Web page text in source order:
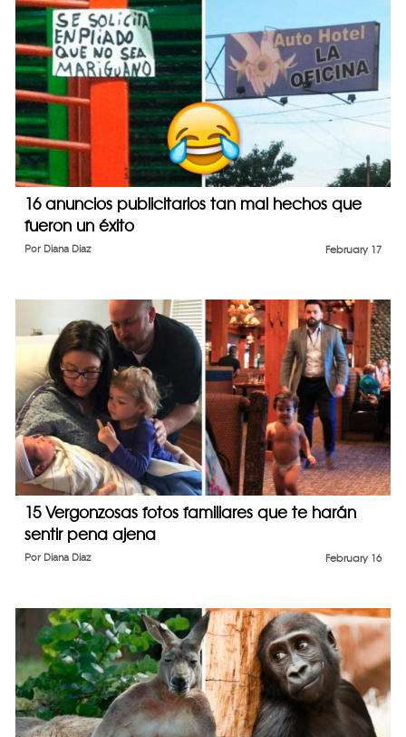
16 anuncios publicitarios tan mal hechos que
fueron un éxito
February 17
Por Diana Diaz
15 Vergonzosas fotos familiares que te harán
sentir pena ajena
February 16
Por Diana Diaz